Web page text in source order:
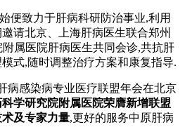
致力于肝病科研防治事业,利用
请北京、上海肝病医生联合郑州
属医院肝病医生共同会诊,共抗肝
式,随时调整治疗方案和康复指导.
感染病专业医疗联盟年会在北京
学研究院附属医院荣膺新增联盟
及专家力量,更好的服务中原肝病